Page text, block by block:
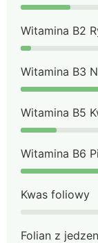
Witamina B2
Witamina B3
Witamina B5
Witamina B6
Kwas foliowy
Folian z